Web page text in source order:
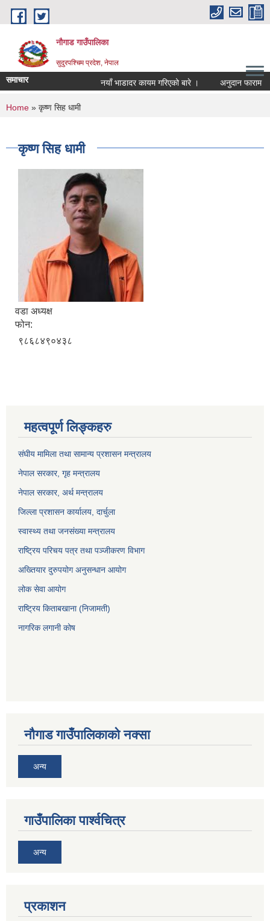
Skip to main content
नौगाड गाउँपालिका
सुदुरपश्चिम प्रदेश, नेपाल
समाचार नयाँ भाडादर कायम गरिएको बारे । अनुदान फाराम
You are here
Home » कृष्ण सिह धामी
कृष्ण सिह धामी
वडा अध्यक्ष
फोन:
९८६८४९०४३८
महत्वपूर्ण लिङ्कहरु
संघीय मामिला तथा सामान्य प्रशासन मन्त्रालय
नेपाल सरकार, गृह मन्त्रालय
नेपाल सरकार, अर्थ मन्त्रालय
जिल्ला प्रशासन कार्यालय, दार्चुला
स्वास्थ्य तथा जनसंख्या मन्त्रालय
राष्ट्रिय परिचय पत्र तथा पञ्जीकरण विभाग
अख्तियार दुरुपयोग अनुसन्धान आयोग
लोक सेवा आयोग
राष्ट्रिय किताबखाना (निजामती)
नागरिक लगानी कोष
नौगाड गाउँपालिकाको नक्सा
अन्य
गाउँपालिका पार्श्वचित्र
अन्य
प्रकाशन